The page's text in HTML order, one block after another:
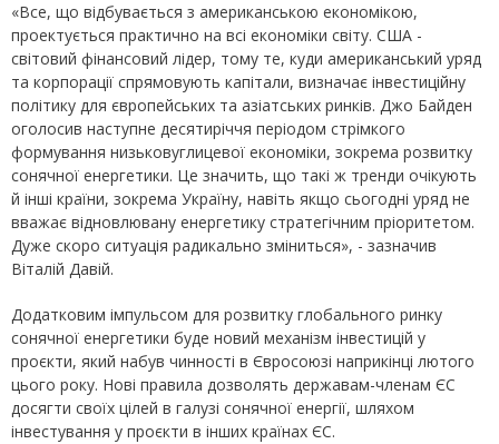
«Все, що відбувається з американською економікою,
проектується практично на всі економіки світу. США -
світовий фінансовий лідер, тому те, куди американський уряд
та корпорації спрямовують капітали, визначає інвестиційну
політику для європейських та азіатських ринків. Джо Байден
оголосив наступне десятиріччя періодом стрімкого
формування низьковуглицевої економіки, зокрема розвитку
сонячної енергетики. Це значить, що такі ж тренди очікують
й інші країни, зокрема Україну, навіть якщо сьогодні уряд не
вважає відновлювану енергетику стратегічним пріоритетом.
Дуже скоро ситуація радикально зміниться», - зазначив
Віталій Давій.
Додатковим імпульсом для розвитку глобального ринку
сонячної енергетики буде новий механізм інвестицій у
проєкти, який набув чинності в Євросоюзі наприкінці лютого
цього року. Нові правила дозволять державам-членам ЄС
досягти своїх цілей в галузі сонячної енергії, шляхом
інвестування у проєкти в інших країнах ЄС.